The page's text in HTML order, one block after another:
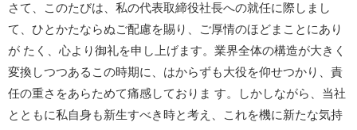
さて、このたびは、私の代表取締役社長への就任に際しまし
て、ひとかたならぬご配慮を賜り、ご厚情のほどまことにあり
が たく、心より御礼を申し上げます。業界全体の構造が大きく
変換しつつあるこの時期に、はからずも大役を仰せつかり、責
任の重さをあらためて痛感しておりま す。しかしながら、当社
とともに私自身も新生すべき時と考え、これを機に新たな気持